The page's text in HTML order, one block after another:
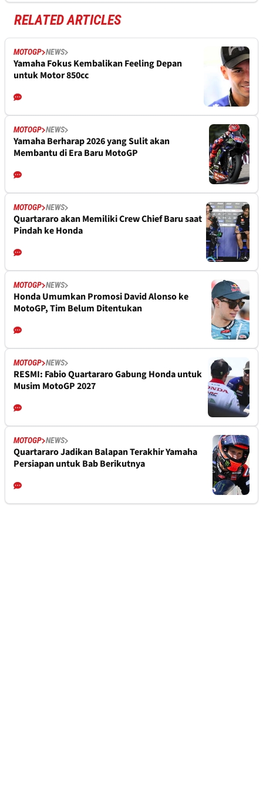
RELATED ARTICLES
MOTOGP NEWS
Yamaha Fokus Kembalikan Feeling Depan
untuk Motor 850cc
MOTOGP NEWS
Yamaha Berharap 2026 yang Sulit akan
Membantu di Era Baru MotoGP
MOTOGP NEWS
Quartararo akan Memiliki Crew Chief Baru saat
Pindah ke Honda
MOTOGP NEWS
Honda Umumkan Promosi David Alonso ke
MotoGP, Tim Belum Ditentukan
MOTOGP NEWS
RESMI: Fabio Quartararo Gabung Honda untuk
Musim MotoGP 2027
MOTOGP NEWS
Quartararo Jadikan Balapan Terakhir Yamaha
Persiapan untuk Bab Berikutnya